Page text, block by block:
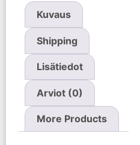
Kuvaus
Shipping
Lisätiedot
Arviot (0)
More Products